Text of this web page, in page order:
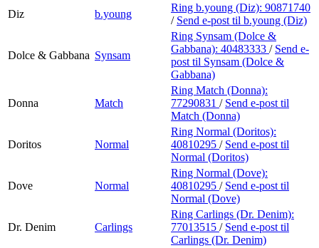
Diz
b.young
Ring b.young (Diz): 90871740
/ Send e-post til b.young (Diz)
Dolce & Gabbana Synsam
Ring Synsam (Dolce &
Gabbana): 40483333 / Send e-
post til Synsam (Dolce &
Gabbana)
Donna Match
Ring Match (Donna):
77290831 / Send e-post til
Match (Donna)
Doritos Normal
Ring Normal (Doritos):
40810295 / Send e-post til
Normal (Doritos)
Dove Normal
Ring Normal (Dove):
40810295 / Send e-post til
Normal (Dove)
Dr. Denim Carlings
Ring Carlings (Dr. Denim):
77013515 / Send e-post til
Carlings (Dr. Denim)